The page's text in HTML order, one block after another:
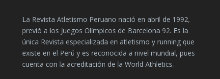
La Revista Atletismo Peruano nació en abril de 1992,
previó a los Juegos Olímpicos de Barcelona 92. Es la
única Revista especializada en atletismo y running que
existe en el Perú y es reconocida a nivel mundial, pues
cuenta con la acreditación de la World Athletics.